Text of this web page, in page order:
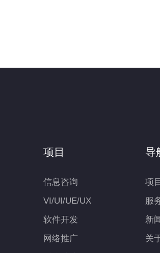
项目
信息咨询
VI/UI/UE/UX
软件开发
网络推广
导
项
服
新
关